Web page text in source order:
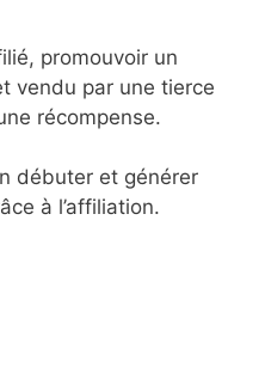
promouvoir un
vendu par une tierce
récompense.
débuter et générer
à l’affiliation.